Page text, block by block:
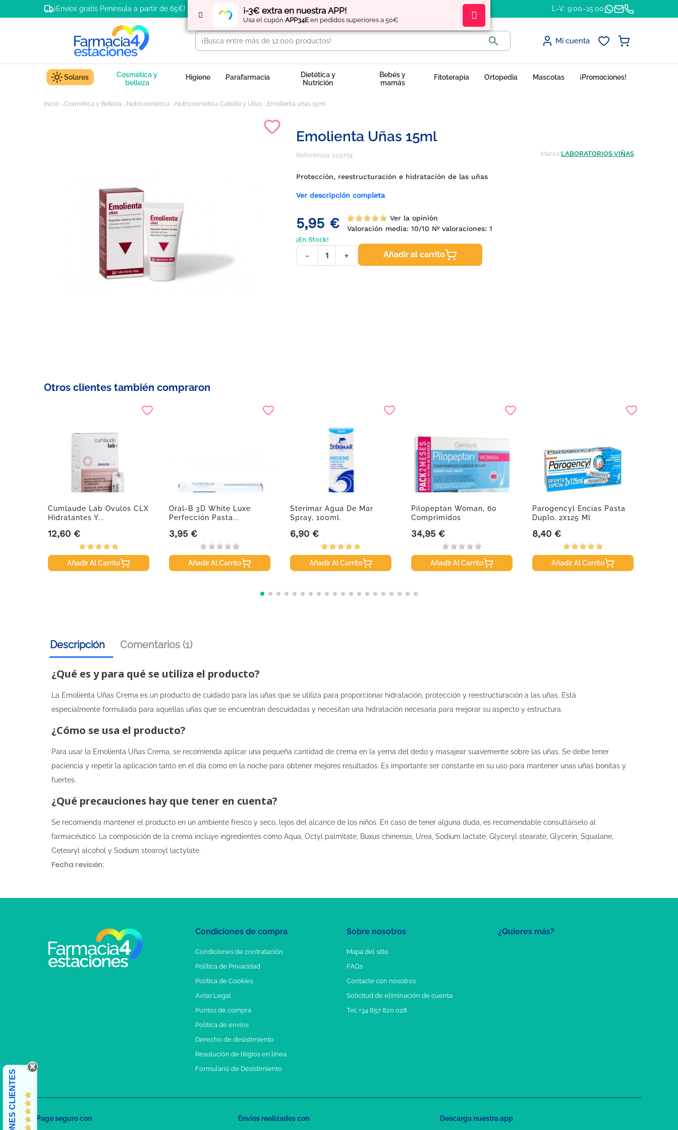
¡-3€ extra en nuestra APP!
Usa el cupón APP34E en pedidos superiores a 50€
¡Envíos gratis Península a partir de 65€! Regístratey obtén L–V: 9:00–15:00
 Mi cuenta
Solares
Cosmética y
belleza
Higiene Parafarmacia
Dietética y
Nutrición
Bebés y
mamás
Fitoterapia Ortopedia Mascotas ¡Promociones!
Inicio Cosmética y Belleza Nutricosmética Nutricosmética Cabello y Uñas Emolienta uñas 15ml
Emolienta Uñas 15ml
Referencia: 219774 Marca LABORATORIOS VIÑAS
Protección, reestructuración e hidratación de las uñas
Ver descripción completa
5,95 €
Ver la opinión
Valoración media: 10/10 Nº valoraciones: 1
¡En Stock!
- + Añadir al carrito
Otros clientes también compraron
Cumlaude Lab Ovulos CLX
Hidratantes Y...
Precio
12,60 €
Añadir Al Carrito
Oral-B 3D White Luxe
Perfección Pasta...
Precio
3,95 €
Añadir Al Carrito
Sterimar Agua De Mar
Spray, 100ml.
Precio
6,90 €
Añadir Al Carrito
Pilopeptan Woman, 60
Comprimidos
Precio
34,95 €
Añadir Al Carrito
Parogencyl Encias Pasta
Duplo, 2x125 Ml
Precio
8,40 €
Añadir Al Carrito
Descripción Comentarios (1)
¿Qué es y para qué se utiliza el producto?
La Emolienta Uñas Crema es un producto de cuidado para las uñas que se utiliza para proporcionar hidratación, protección y reestructuración a las uñas. Está
especialmente formulada para aquellas uñas que se encuentran descuidadas y necesitan una hidratación necesaria para mejorar su aspecto y estructura.
¿Cómo se usa el producto?
Para usar la Emolienta Uñas Crema, se recomienda aplicar una pequeña cantidad de crema en la yema del dedo y masajear suavemente sobre las uñas. Se debe tener
paciencia y repetir la aplicación tanto en el día como en la noche para obtener mejores resultados. Es importante ser constante en su uso para mantener unas uñas bonitas y
fuertes.
¿Qué precauciones hay que tener en cuenta?
Se recomienda mantener el producto en un ambiente fresco y seco, lejos del alcance de los niños. En caso de tener alguna duda, es recomendable consultárselo al
farmacéutico. La composición de la crema incluye ingredientes como Aqua, Octyl palmitate, Buxus chinensis, Urea, Sodium lactate, Glyceryl stearate, Glycerin, Squalane,
Cetearyl alcohol y Sodium stearoyl lactylate.
Fecha revisión:
¿Quieres más?
Condiciones de compra
Condiciones de contratación
Política de Privacidad
Política de Cookies
Aviso Legal
Puntos de compra
Política de envíos
Derecho de desistimiento
Resolución de litigios en línea
Formulario de Desistimiento
Sobre nosotros
Mapa del sitio
FAQs
Contacte con nosotros
Solicitud de eliminación de cuenta
Tel: +34 857 820 028
Pago seguro con Envíos realizados con Descarga nuestra app